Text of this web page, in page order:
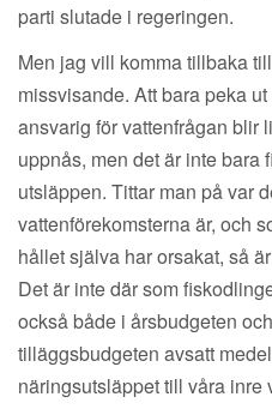
parti slutade i regeringen.
Men jag vill komma tillbaka
missvisande. Att bara peka
ansvarig för vattenfrågan blir
uppnås, men det är inte bara
utsläppen. Tittar man på var
vattenförekomsterna är, och
hållet själva har orsakat, så
Det är inte där som
också både i årsbudgeten
tilläggsbudgeten avsatt
näringsutsläppet till våra inre